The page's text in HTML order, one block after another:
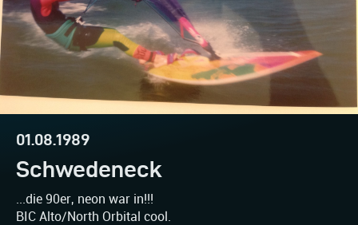
01.08.1989
Schwedeneck
...die 90er, neon war in!!!
BIC Alto/North Orbital cool.